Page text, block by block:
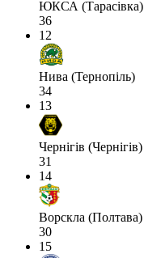
ЮКСА (Тарасівка)
36
12
Нива (Тернопіль)
34
13
Чернігів (Чернігів)
31
14
Ворскла (Полтава)
30
15